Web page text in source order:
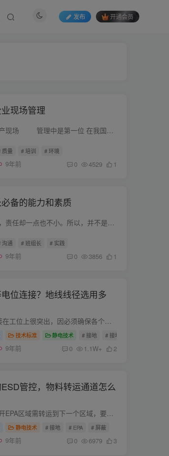
发布 开通会员
现场管理
人员管理在生产现场 管理中是第一位 在我国工业企业中，对于人员的管理方面是非常欠缺的，出现员工工作积极性低，工作态度消极，凝聚力差等方面问题，造成工作拖拉...
质量 # 培训 # 环境
9年前 0 4529 1
备的能力和素质
班组长官不大，责任却一点也不小。所以，并不是谁都可以当班组长的。一名优秀的班组长必须具备有相当的能力与素质，这样才能管好班组，为企业效力。 1、专业能力 班组长日常管理工作的重点集中...
沟通 # 班组长 # 实践
9年前 0 3856 1
位连接？地线线径选用多
1、等电位连接在工位上很突出，因必须确保各个器件和用具间的电势差最小化，减少操作中传导静电的风险。 2、地线线径在20内没有说明也没有一个统一的标准，但是在国标内有一个参考标准：三级地...
技术标准 静电技术 # 接地 # 接地线
9年前 0 1.1W+ 2
管控，物料转运通道怎么
敏感器件在离开EPA区域需转运到下一个区域，要做的静电防护是： 1、转运前敏感器件需得到有效的屏蔽措施； 2、转运过程中确保有屏蔽措施的敏感器件接地正常； 3、转运过程中敏感器件建立独立包...
静电技术 # 接地 # EPA # 屏蔽
9年前 0 6979 3